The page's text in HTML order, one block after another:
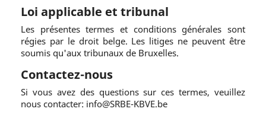
Loi applicable et tribunal
Les présentes termes et conditions générales sont
régies par le droit belge. Les litiges ne peuvent être
soumis qu'aux tribunaux de Bruxelles.
Contactez-nous
Si vous avez des questions sur ces termes, veuillez
nous contacter: info@SRBE-KBVE.be